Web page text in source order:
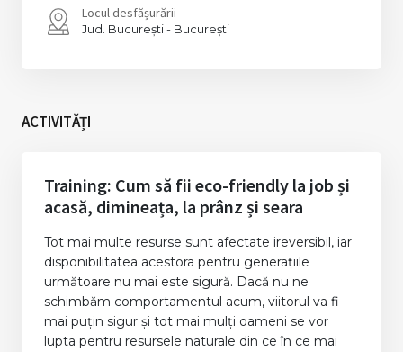
Locul desfășurării
București București
ACTIVITĂȚI
Training: Cum să fii eco-friendly la job și
acasă, dimineața, la prânz și seara
Tot mai multe resurse sunt afectate ireversibil, iar
disponibilitatea acestora pentru generațiile
următoare nu mai este sigură. Dacă nu ne
schimbăm comportamentul acum, viitorul va fi
mai puțin sigur și tot mai mulți oameni se vor
lupta pentru resursele naturale din ce în ce mai